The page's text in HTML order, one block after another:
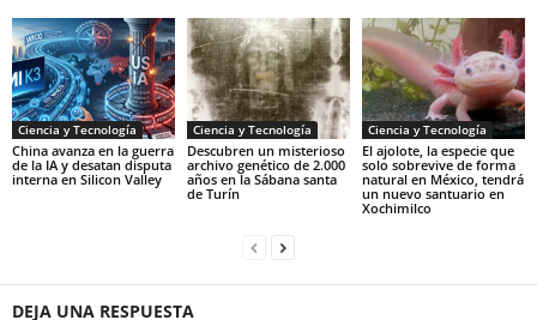
Ciencia y Tecnología
China avanza en la guerra
de la IA y desatan disputa
interna en Silicon Valley
Ciencia y Tecnología
Descubren un misterioso
archivo genético de 2.000
años en la Sábana santa
de Turín
Ciencia y Tecnología
El ajolote, la especie que
solo sobrevive de forma
natural en México, tendrá
un nuevo santuario en
Xochimilco
DEJA UNA RESPUESTA